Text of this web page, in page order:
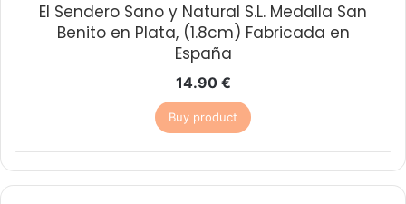
El Sendero Sano y Natural S.L. Medalla San
Benito en Plata, (1.8cm) Fabricada en
España
14.90 €
Buy product